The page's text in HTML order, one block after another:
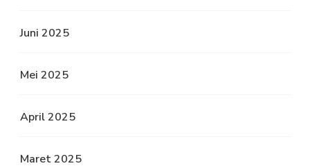
Juni 2025
Mei 2025
April 2025
Maret 2025